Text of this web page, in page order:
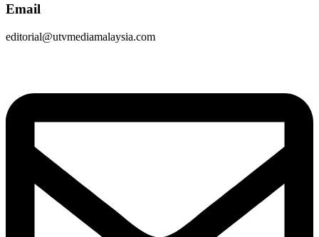
Email
editorial@utvmediamalaysia.com